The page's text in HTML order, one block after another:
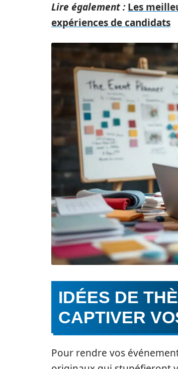
Lire également : Les
expériences de candidats
IDÉES DE
CAPTIVER
Pour rendre vos